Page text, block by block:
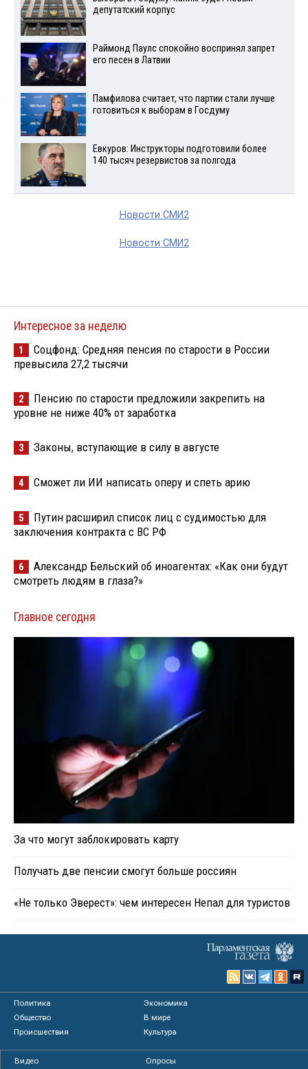
депутатский корпус
Раймонд Паулс спокойно воспринял запрет
его песен в Латвии
Памфилова считает, что партии стали лучше
готовиться к выборам в Госдуму
Евкуров: Инструкторы подготовили более
140 тысяч резервистов за полгода
Новости СМИ2
Новости СМИ2
Интересное за неделю
1
Соцфонд: Средняя пенсия по старости в России
превысила 27,2 тысячи
2
Пенсию по старости предложили закрепить на
уровне не ниже 40% от заработка
3 Законы, вступающие в силу в августе
4 Сможет ли ИИ написать оперу и спеть арию
5
Путин расширил список лиц с судимостью для
заключения контракта с ВС РФ
6
Александр Бельский об иноагентах: «Как они будут
смотреть людям в глаза?»
Главное сегодня
За что могут заблокировать карту
Получать две пенсии смогут больше россиян
«Не только Эверест»: чем интересен Непал для туристов
Политика
Экономика
Общество
В мире
Происшествия
Культура
Видео
Опросы